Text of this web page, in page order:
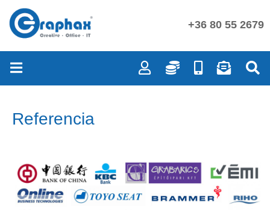
+36 80 55 2679
Referencia